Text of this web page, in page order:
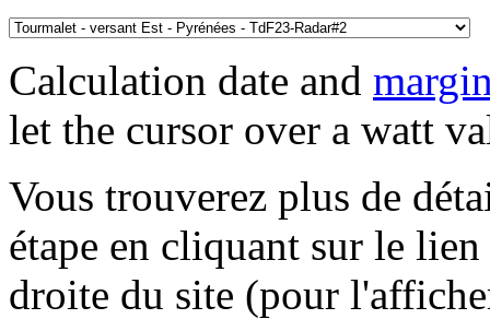
Calculation date and
let the cursor over a watt
Vous trouverez plus de
étape en cliquant sur le
droite du site (pour